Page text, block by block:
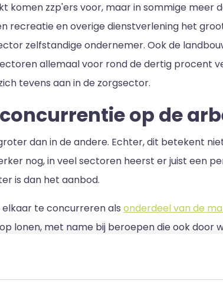
komen zzp'ers voor, maar in sommige meer
recreatie en overige dienstverlening het
zelfstandige ondernemer. Ook de
allemaal voor rond de dertig procent
tevens aan in de zorgsector.
op de
dan in de andere. Echter, dit betekent
nog, in veel sectoren heerst er juist een
is dan het aanbod.
te concurreren als onderdeel van de
lonen, met name bij beroepen die ook door
onbedoeld, ook de concurrentiestrijd
en specialisatie.